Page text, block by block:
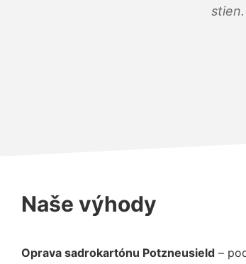
Naše výhody
Oprava sadrokartónu Potzneusield –